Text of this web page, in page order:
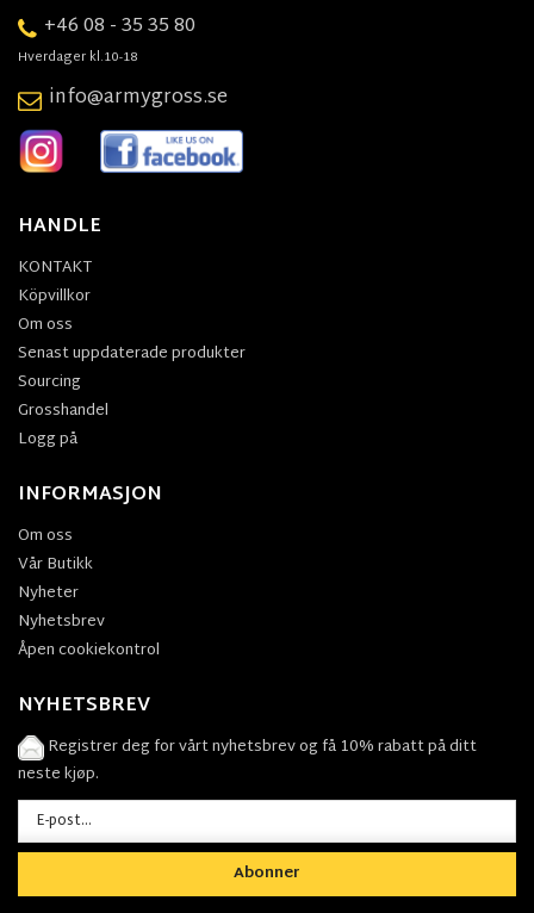
+46 08 - 35 35 80
Hverdager kl.10-18
info@armygross.se
HANDLE
KONTAKT
Köpvillkor
Om oss
Senast uppdaterade produkter
Sourcing
Grosshandel
Logg på
INFORMASJON
Om oss
Vår Butikk
Nyheter
Nyhetsbrev
Åpen cookiekontrol
NYHETSBREV
Registrer deg for vårt nyhetsbrev og få 10% rabatt på ditt
neste kjøp.
Abonner